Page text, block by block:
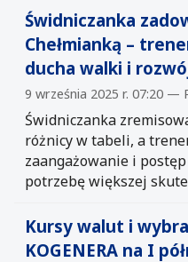
Świdniczanka
Chełmianką –
ducha walki i
9 września 2025 r. 07:20 —
Świdniczanka
różnicy w tabeli, a
zaangażowanie i
potrzebę większej
Kursy walut i
KOGENERA na I